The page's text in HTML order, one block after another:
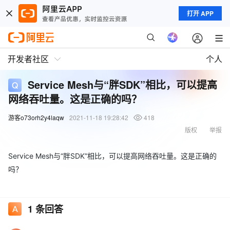
打开 APP
开发者社区 个人
Service Mesh与“胖SDK”相比，可以提高
网络吞吐量。这是正确的吗？
游客o73orh2y4laqw 2021-11-18 19:28:42
418
举报
版权
Service Mesh与“胖SDK”相比，可以提高网络吞吐量。这是正确的
吗？
1 条回答